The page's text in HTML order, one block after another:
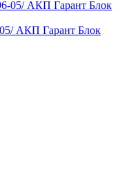
АКП Гарант Блок